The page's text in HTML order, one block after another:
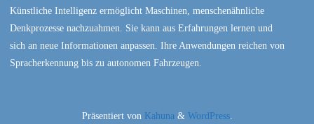
Künstliche Intelligenz ermöglicht Maschinen, menschenähnliche
Denkprozesse nachzuahmen. Sie kann aus Erfahrungen lernen und
sich an neue Informationen anpassen. Ihre Anwendungen reichen von
Spracherkennung bis zu autonomen Fahrzeugen.
Präsentiert von Kahuna & WordPress.